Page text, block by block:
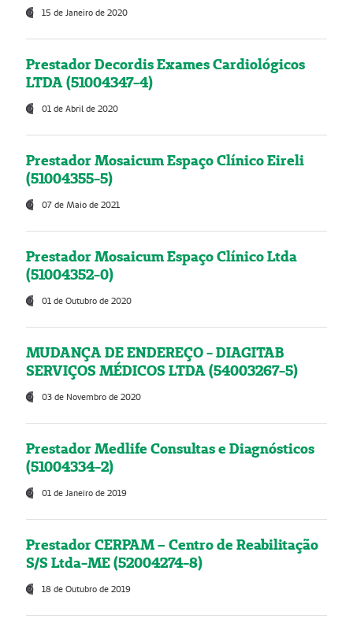
15 de Janeiro de 2020
Prestador Decordis Exames Cardiológicos
LTDA (51004347-4)
01 de Abril de 2020
Prestador Mosaicum Espaço Clínico Eireli
(51004355-5)
07 de Maio de 2021
Prestador Mosaicum Espaço Clínico Ltda
(51004352-0)
01 de Outubro de 2020
MUDANÇA DE ENDEREÇO - DIAGITAB
SERVIÇOS MÉDICOS LTDA (54003267-5)
03 de Novembro de 2020
Prestador Medlife Consultas e Diagnósticos
(51004334-2)
01 de Janeiro de 2019
Prestador CERPAM – Centro de Reabilitação
S/S Ltda-ME (52004274-8)
18 de Outubro de 2019